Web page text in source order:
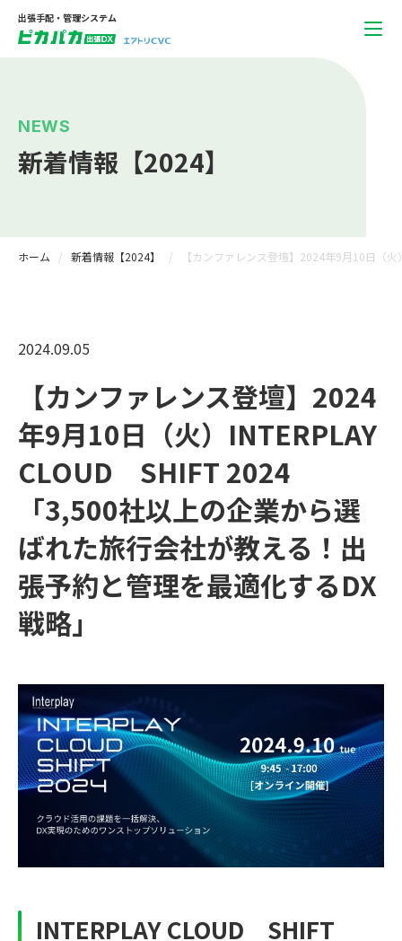
出張手配・管理システム
NEWS
新着情報【2024】
ホーム 新着情報【2024】 【カンファレンス登壇】2024年9月10日（
2024.09.05
【カンファレンス登壇】2024
年9月10日（火）INTERPLAY
CLOUD SHIFT 2024
「3,500社以上の企業から選
ばれた旅行会社が教える！出
張予約と管理を最適化するDX
戦略」
INTERPLAY CLOUD SHIFT